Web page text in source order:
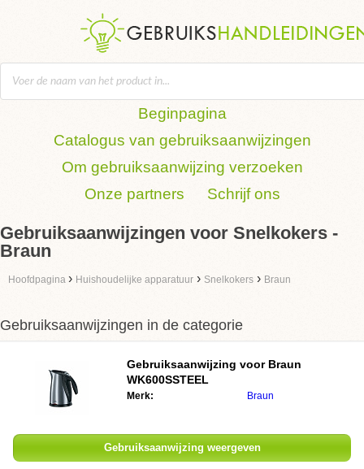
Beginpagina
Catalogus van gebruiksaanwijzingen
Om gebruiksaanwijzing verzoeken
Onze partners
Schrijf ons
Gebruiksaanwijzingen voor Snelkokers -
Braun
Hoofdpagina › Huishoudelijke apparatuur › Snelkokers › Braun
Gebruiksaanwijzingen in de categorie
Gebruiksaanwijzing voor Braun
WK600SSTEEL
Merk: Braun
Gebruiksaanwijzing weergeven